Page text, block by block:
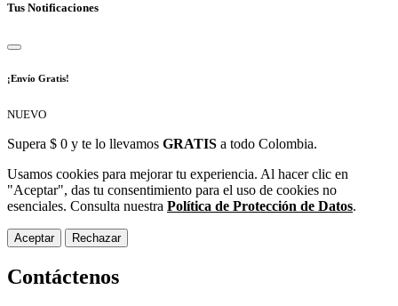
Tus Notificaciones
¡Envío Gratis!
NUEVO
Supera $ 0 y te lo llevamos GRATIS a todo Colombia.
Usamos cookies para mejorar tu experiencia. Al hacer clic en
"Aceptar", das tu consentimiento para el uso de cookies no
esenciales. Consulta nuestra Política de Protección de Datos.
Aceptar Rechazar
Contáctenos